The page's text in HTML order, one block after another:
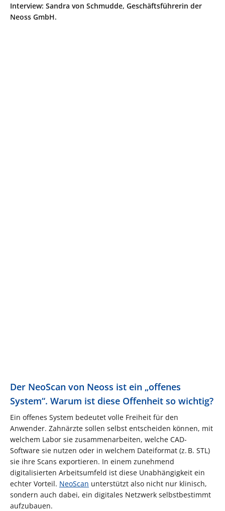
Interview: Sandra von Schmudde, Geschäftsführerin der
Neoss GmbH.
Der NeoScan von Neoss ist ein „offenes
System“. Warum ist diese Offenheit so wichtig?
Ein offenes System bedeutet volle Freiheit für den
Anwender. Zahnärzte sollen selbst entscheiden können, mit
welchem Labor sie zusammenarbeiten, welche CAD-
Software sie nutzen oder in welchem Dateiformat (z. B. STL)
sie ihre Scans exportieren. In einem zunehmend
digitalisierten Arbeitsumfeld ist diese Unabhängigkeit ein
echter Vorteil. NeoScan unterstützt also nicht nur klinisch,
sondern auch dabei, ein digitales Netzwerk selbstbestimmt
aufzubauen.